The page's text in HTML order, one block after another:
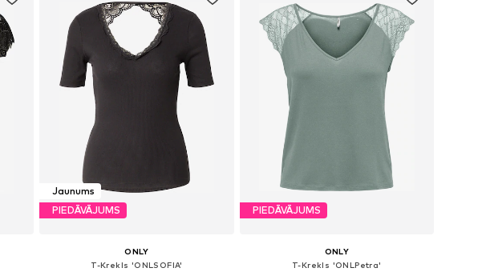
Jaunums
PIEDĀVĀJUMS
ONLY
T-Krekls 'ONLSOFIA'
PIEDĀVĀJUMS
ONLY
T-Krekls 'ONLPetra'